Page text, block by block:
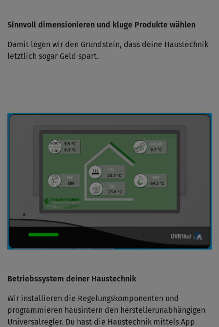
Sinnvoll dimensionieren und kluge Produkte wählen
Damit legen wir den Grundstein, dass deine Haustechnik
letztlich sogar Geld spart.
Betriebssystem deiner Haustechnik
Wir installieren die Regelungskomponenten und
programmieren hausintern den herstellerunabhängigen
Universalregler. Du hast die Haustechnik mittels App